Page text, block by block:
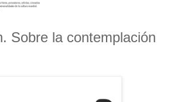
Sobre la contemplación